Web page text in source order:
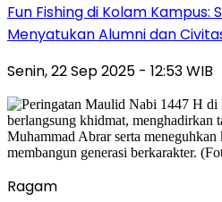
Fun Fishing di Kolam Kampus:
Menyatukan Alumni dan
Senin, 22 Sep 2025 - 12:53 WIB
Ragam